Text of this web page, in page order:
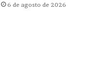
6 de agosto de 2026